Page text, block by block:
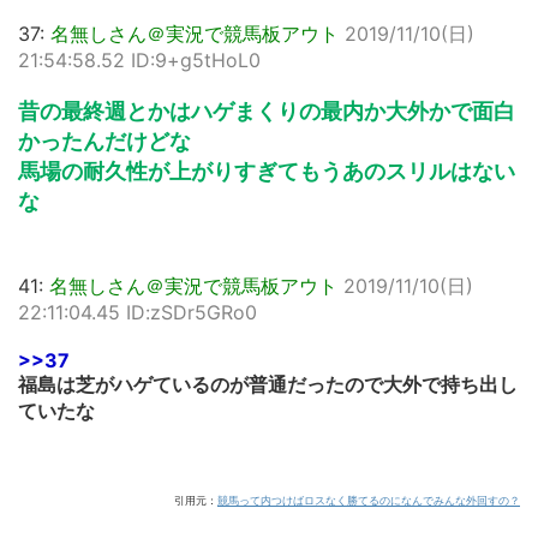
37: 名無しさん＠実況で競馬板アウト 2019/11/10(日)
21:54:58.52 ID:9+g5tHoL0
昔の最終週とかはハゲまくりの最内か大外かで面白
かったんだけどな
馬場の耐久性が上がりすぎてもうあのスリルはない
な
41: 名無しさん＠実況で競馬板アウト 2019/11/10(日)
22:11:04.45 ID:zSDr5GRo0
>>37
福島は芝がハゲているのが普通だったので大外で持ち出し
ていたな
引用元： 競馬って内つけばロスなく勝てるのになんでみんな外回すの？